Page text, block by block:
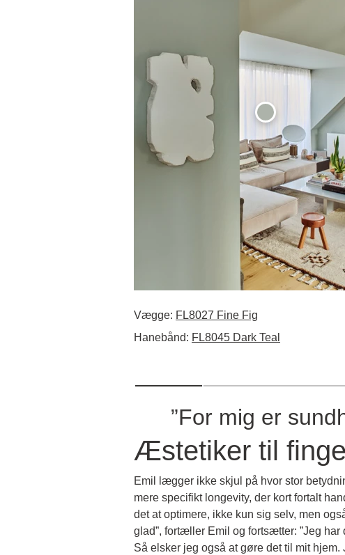
Vægge: FL8027 Fine Fig
Hanebånd: FL8045 Dark Teal
”For mig er
Æstetiker til
Emil lægger ikke skjul på hvor stor
mere specifikt longevity, der kort fortalt
det at optimere, ikke kun sig selv, men
glad”, fortæller Emil og fortsætter: ”Jeg
Så elsker jeg også at gøre det til mit